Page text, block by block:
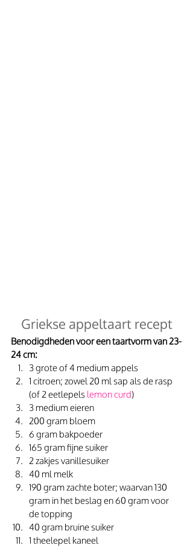
Griekse appeltaart recept
Benodigdheden voor een taartvorm van 23-
24 cm:
3 grote of 4 medium appels
1 citroen; zowel 20 ml sap als de rasp
(of 2 eetlepels lemon curd)
3 medium eieren
200 gram bloem
6 gram bakpoeder
165 gram fijne suiker
2 zakjes vanillesuiker
40 ml melk
190 gram zachte boter; waarvan 130
gram in het beslag en 60 gram voor
de topping
40 gram bruine suiker
1 theelepel kaneel